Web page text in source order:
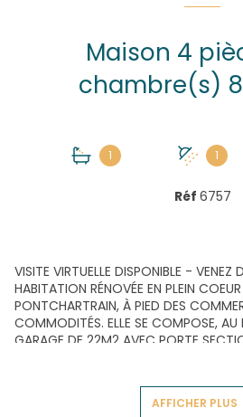
Maison 4 pièce(s) 3
1 1
Réf 6757
VISITE VIRTUELLE DISPONIBLE - VENEZ
HABITATION RÉNOVÉE EN PLEIN
PONTCHARTRAIN, À PIED DES
COMMODITÉS. ELLE SE COMPOSE, AU
GARAGE DE 22M2 AVEC PORTE
AVEC SALLE D'EAU, CHAMBRE ET
L'ÉTAGE, UN DÉGAGEMENT DESSERT
AFFICHER PLUS